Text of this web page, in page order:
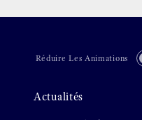
Réduire Les Animations
Actualités